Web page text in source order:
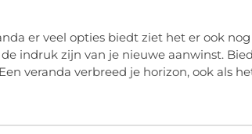
er veel opties biedt ziet het er ook
indruk zijn van je nieuwe aanwinst.
veranda verbreed je horizon, ook als